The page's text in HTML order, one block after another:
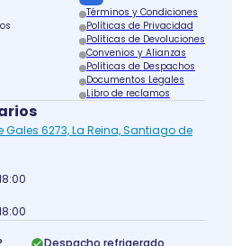
Términos y Condiciones
Políticas de Privacidad
Políticas de Devoluciones
Convenios y Alianzas
Políticas de Despachos
Documentos Legales
Libro de reclamos
Gales 6273, La Reina, Santiago de